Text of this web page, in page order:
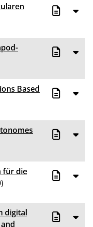
Based
für die
digital